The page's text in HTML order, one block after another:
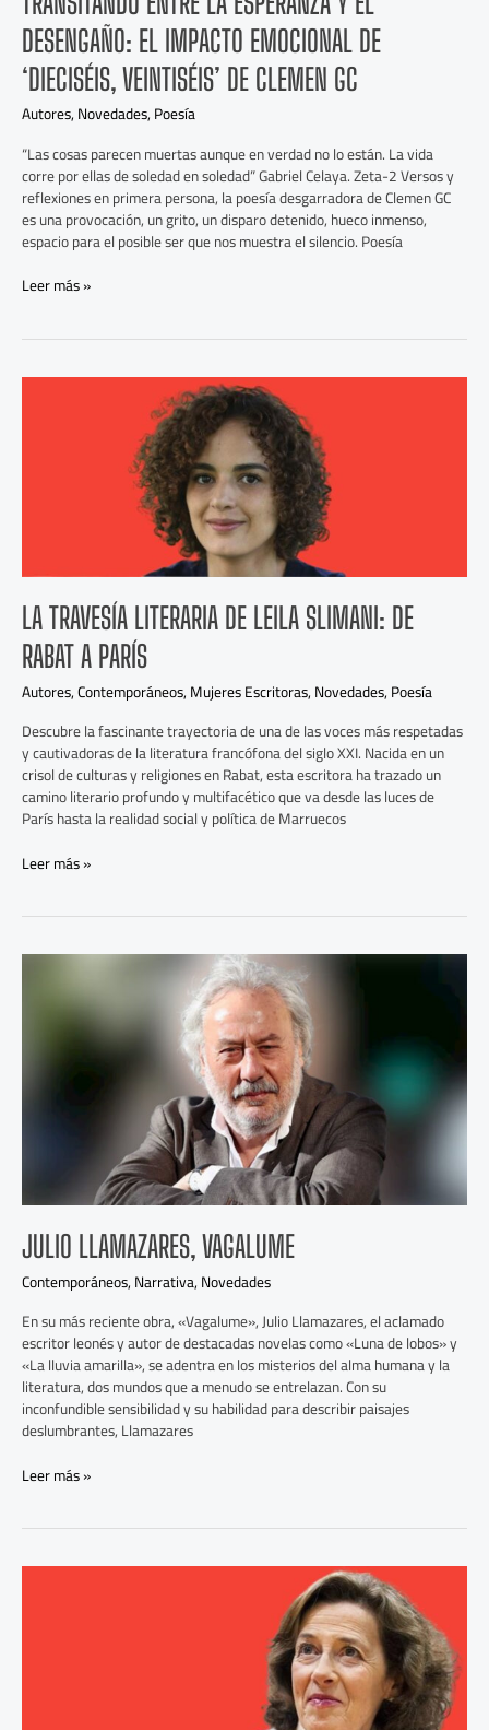
DESENGAÑO: EL IMPACTO EMOCIONAL DE
‘DIECISÉIS, VEINTISÉIS’ DE CLEMEN GC
Autores,Novedades,Poesía
“Las cosas parecen muertas aunque en verdad no lo están. La vida
corre por ellas de soledad en soledad” Gabriel Celaya. Zeta-2 Versos y
reflexiones en primera persona, la poesía desgarradora de Clemen GC
es una provocación, un grito, un disparo detenido, hueco inmenso,
espacio para el posible ser que nos muestra el silencio. Poesía
Leer más »
LA TRAVESÍA LITERARIA DE LEILA SLIMANI: DE
RABAT A PARÍS
Autores,Contemporáneos,Mujeres Escritoras,Novedades,Poesía
Descubre la fascinante trayectoria de una de las voces más respetadas
y cautivadoras de la literatura francófona del siglo XXI. Nacida en un
crisol de culturas y religiones en Rabat, esta escritora ha trazado un
camino literario profundo y multifacético que va desde las luces de
París hasta la realidad social y política de Marruecos
La
París
Leer más »
JULIO LLAMAZARES, VAGALUME
Contemporáneos,Narrativa,Novedades
En su más reciente obra, «Vagalume», Julio Llamazares, el aclamado
escritor leonés y autor de destacadas novelas como «Luna de lobos» y
«La lluvia amarilla», se adentra en los misterios del alma humana y la
literatura, dos mundos que a menudo se entrelazan. Con su
inconfundible sensibilidad y su habilidad para describir paisajes
deslumbrantes, Llamazares
Julio
Llamazares,
Vagalume
Leer más »